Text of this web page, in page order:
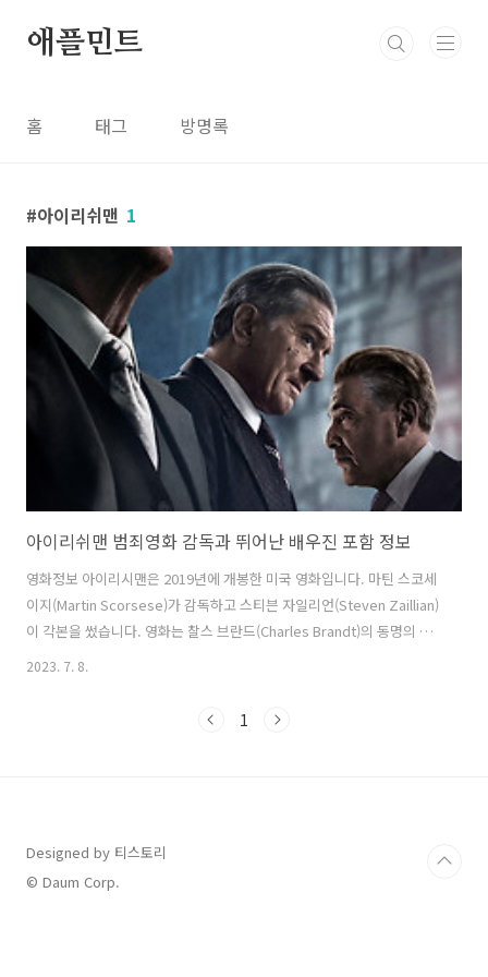
애플민트
홈 태그 방명록
아이리쉬맨 1
아이리쉬맨 범죄영화 감독과 뛰어난 배우진 포함 정보
영화정보 아이리시맨은 2019년에 개봉한 미국 영화입니다. 마틴 스코세
이지(Martin Scorsese)가 감독하고 스티븐 자일리언(Steven Zaillian)
이 각본을 썼습니다. 영화는 찰스 브란드(Charles Brandt)의 동명의 책
을 원작으로 하였으며, 프랭크 시레란노(Frank Sheeran)이라는 실제 인
시레란노의 삶과 마피아의 세계를 그립니다. 미국의 조폭과 노동조합, 정
2023. 7. 8.
1
Designed by 티스토리
© Daum Corp.